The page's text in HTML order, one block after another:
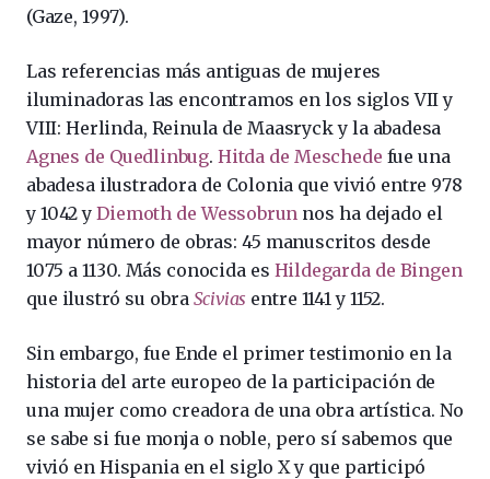
(Gaze, 1997).
Las referencias más antiguas de mujeres
iluminadoras las encontramos en los siglos VII y
VIII: Herlinda, Reinula de Maasryck y la abadesa
Agnes de Quedlinbug.Hitda de Meschede fue una
abadesa ilustradora de Colonia que vivió entre 978
y 1042 yDiemoth de Wessobrun nos ha dejado el
mayor número de obras: 45 manuscritos desde
1075 a 1130. Más conocida es Hildegarda de Bingen
que ilustró su obra Scivias entre 1141 y 1152.
Sin embargo, fue Ende el primer testimonio en la
historia del arte europeo de la participación de
una mujer como creadora de una obra artística. No
se sabe si fue monja o noble, pero sí sabemos que
vivió en Hispania en el siglo X y que participó